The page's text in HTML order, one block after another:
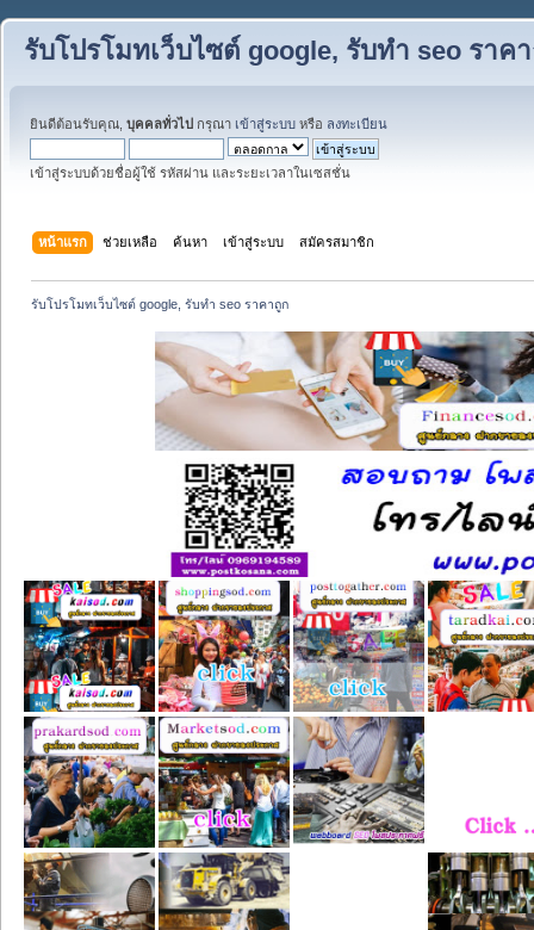
รับโปรโมทเว็บไซต์ google, รับทำ seo ราค
ยินดีต้อนรับคุณ, บุคคลทั่วไป กรุณา เข้าสู่ระบบ หรือ ลงทะเบียน
เข้าสู่ระบบด้วยชื่อผู้ใช้ รหัสผ่าน และระยะเวลาในเซสชั่น
หน้าแรก ช่วยเหลือ ค้นหา เข้าสู่ระบบ สมัครสมาชิก
รับโปรโมทเว็บไซต์ google, รับทำ seo ราคาถูก